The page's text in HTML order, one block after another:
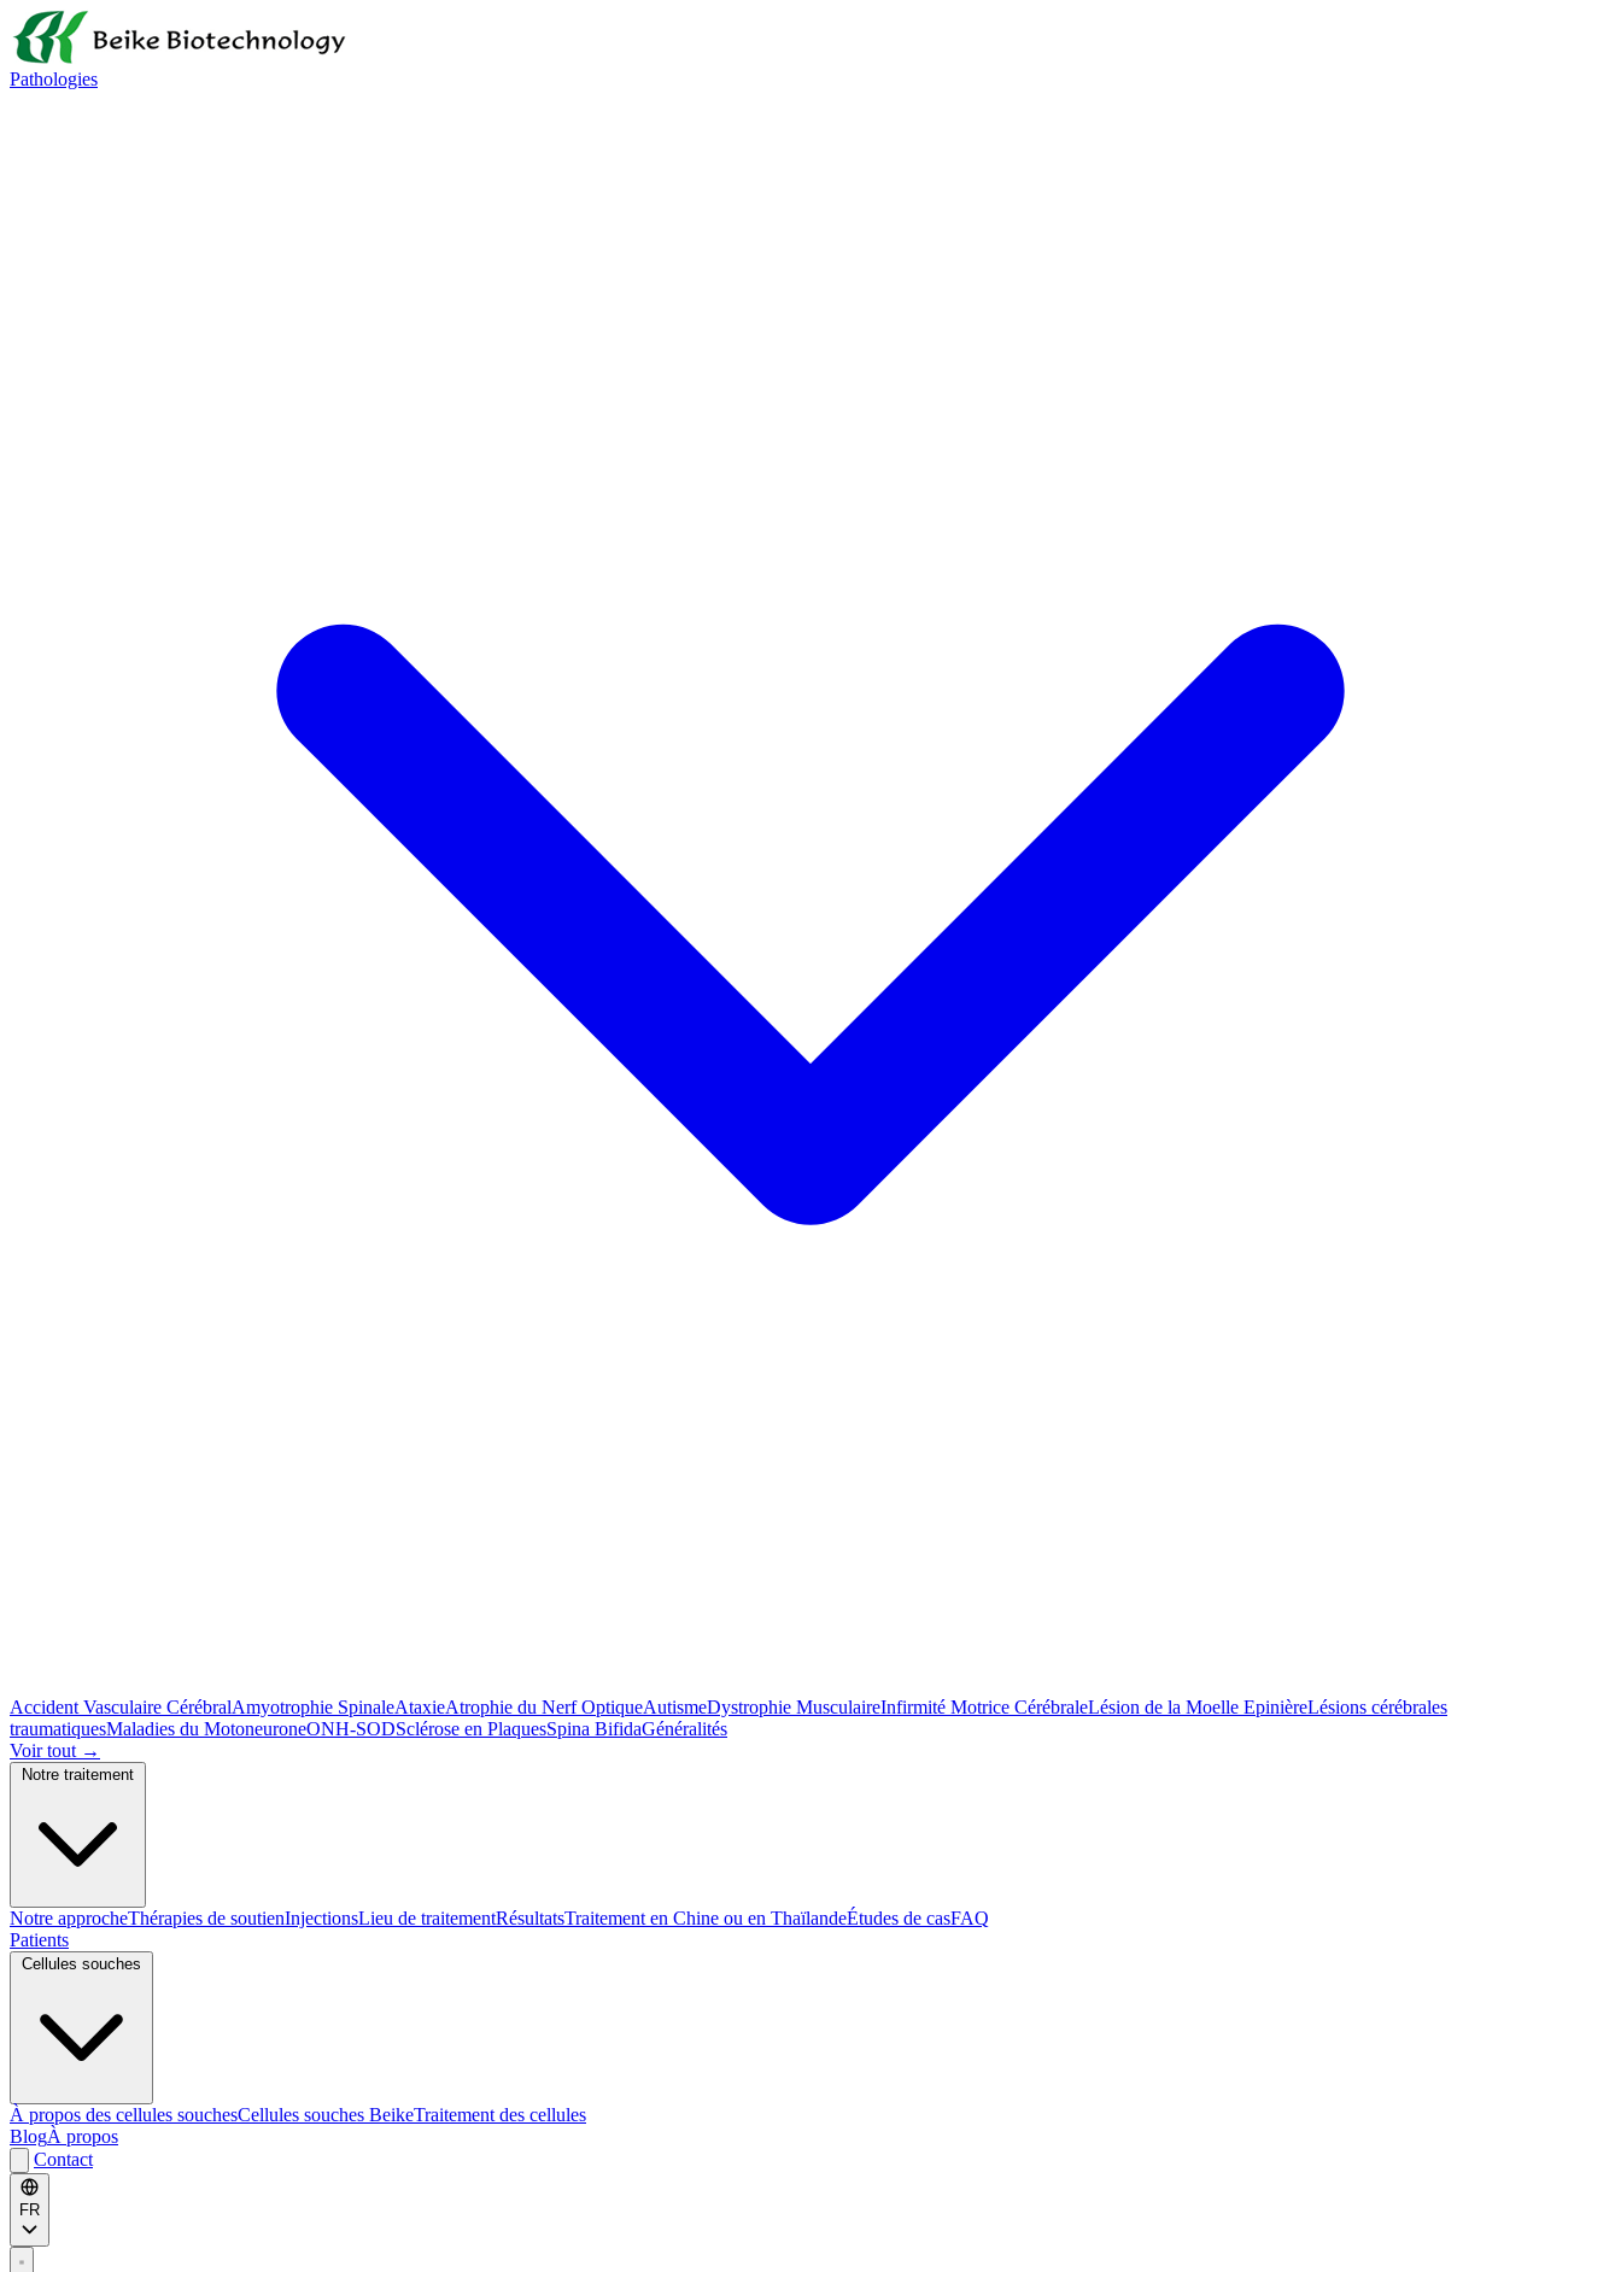
Pathologies
Accident Vasculaire CérébralAmyotrophie SpinaleAtaxieAtrophie du Nerf OptiqueAutismeDystrophie MusculaireInfirmité Motrice CérébraleLésion de la Moelle EpinièreLésions cérébrales
traumatiquesMaladies du MotoneuroneONH-SODSclérose en PlaquesSpina BifidaGénéralités
Voir tout →
Notre approcheThérapies de soutienInjectionsLieu de traitementRésultatsTraitement en Chine ou en ThaïlandeÉtudes de casFAQ
Patients
À propos des cellules souchesCellules souches BeikeTraitement des cellules
BlogÀ propos
Contact
FR